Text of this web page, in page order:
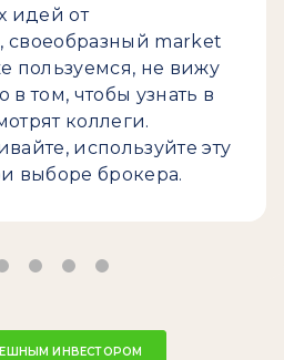
идей от
своеобразный market
пользуемся, не вижу
в том, чтобы узнать в
коллеги.
используйте эту
выборе брокера.
ИНВЕСТОРОМ